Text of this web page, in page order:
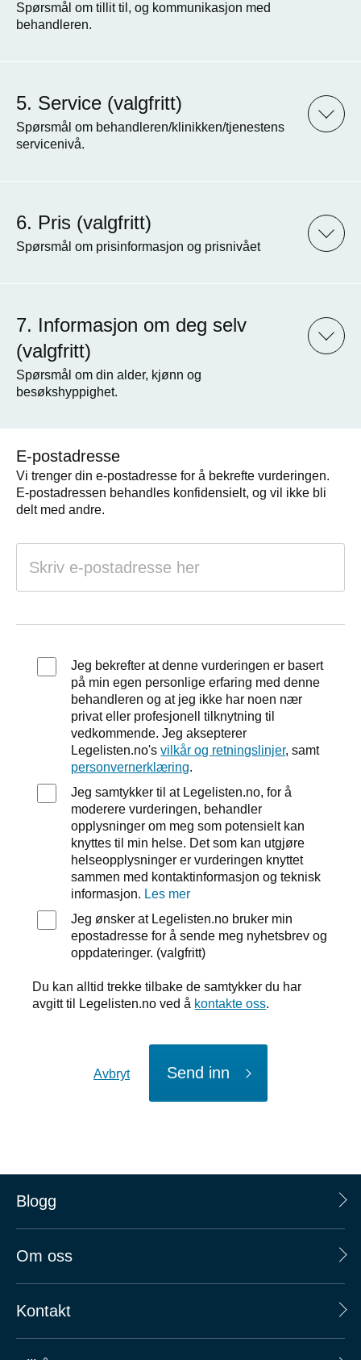
Spørsmål om tillit til, og kommunikasjon med
behandleren.
Service (valgfritt)
Spørsmål om behandleren/klinikken/tjenestens
servicenivå.
Pris (valgfritt)
Spørsmål om prisinformasjon og prisnivået
Informasjon om deg selv
(valgfritt)
Spørsmål om din alder, kjønn og
besøkshyppighet.
E-postadresse
Vi trenger din e-postadresse for å bekrefte vurderingen.
E-postadressen behandles konfidensielt, og vil ikke bli
delt med andre.
Jeg bekrefter at denne vurderingen er basert
på min egen personlige erfaring med denne
behandleren og at jeg ikke har noen nær
privat eller profesjonell tilknytning til
vedkommende. Jeg aksepterer
Legelisten.no'svilkår og retningslinjer, samt
personvernerklæring.
Jeg samtykker til at Legelisten.no, for å
moderere vurderingen, behandler
opplysninger om meg som potensielt kan
knyttes til min helse. Det som kan utgjøre
helseopplysninger er vurderingen knyttet
sammen med kontaktinformasjon og teknisk
informasjon. Les mer
Jeg ønsker at Legelisten.no bruker min
epostadresse for å sende meg nyhetsbrev og
oppdateringer. (valgfritt)
Du kan alltid trekke tilbake de samtykker du har
avgitt til Legelisten.no ved å kontakte oss.
Avbryt Send inn
Blogg
Om oss
Kontakt